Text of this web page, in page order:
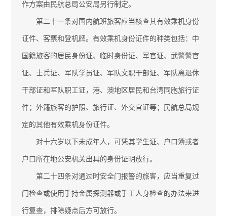
作方案由民航总局公安局另行制定。
第二十一条对国内航班旅客应当核查其有效乘机身份
证件、客票和登机牌。有效乘机身份证件的种类包括：中
国籍旅客的居民身份证、临时身份证、军官证、武警警官
证、士兵证、军队学员证、军队文职干部证、军队离退休
干部证和军队职工证，港、澳地区居民和台湾同胞旅行证
件；外籍旅客的护照、旅行证、外交官证等；民航总局规
定的其他有效乘机身份证件。
对十六岁以下未成年人，可凭其学生证、户口簿或者
户口所在地公安机关出具的身份证明放行。
第二十四条对通过时安全门报警的旅客，应当重复过
门检查或使用手持金属探测器或手工人身检查的办法来进
行复查，排除疑点后方可放行。